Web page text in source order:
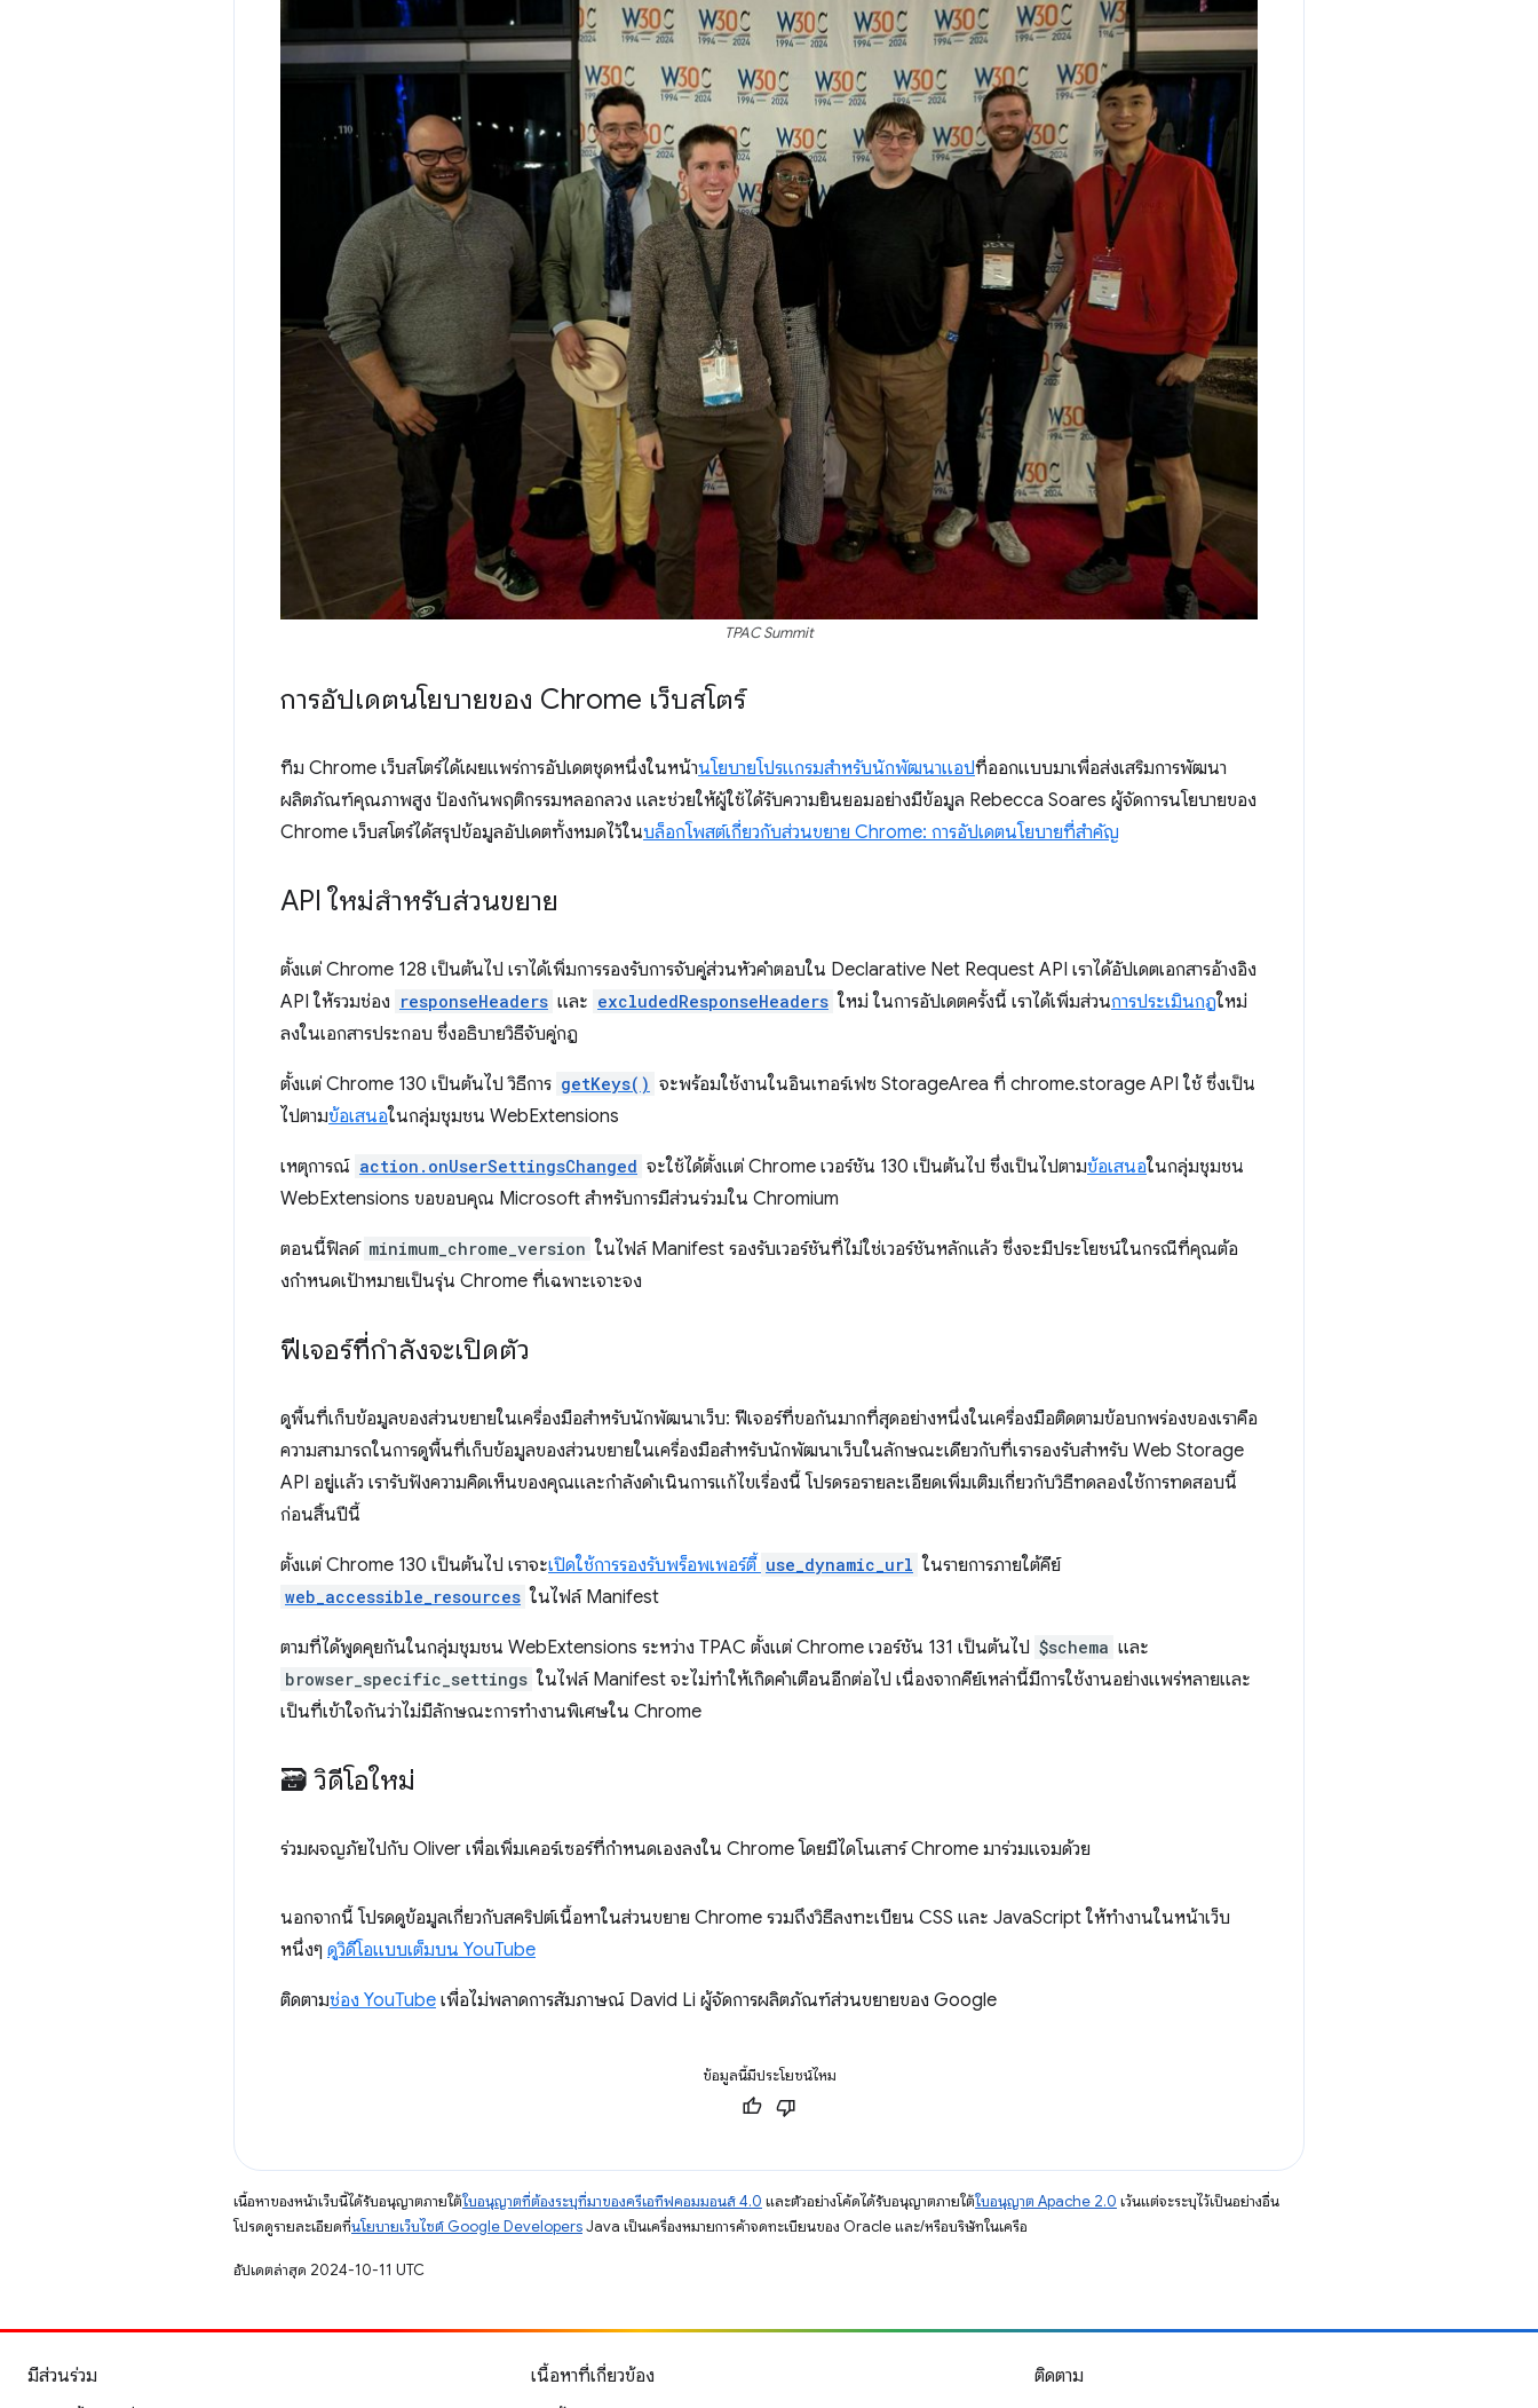
TPAC Summit
การอัปเดตนโยบายของ Chrome เว็บสโตร์
ทีม Chrome เว็บสโตร์ได้เผยแพร่การอัปเดตชุดหนึ่งในหน้านโยบายโปรแกรมสําหรับนักพัฒนาแอปที่ออกแบบมาเพื่อส่งเสริมการพัฒนา
ผลิตภัณฑ์คุณภาพสูง ป้องกันพฤติกรรมหลอกลวง และช่วยให้ผู้ใช้ได้รับความยินยอมอย่างมีข้อมูล Rebecca Soares ผู้จัดการนโยบายของ
Chrome เว็บสโตร์ได้สรุปข้อมูลอัปเดตทั้งหมดไว้ในบล็อกโพสต์เกี่ยวกับส่วนขยาย Chrome: การอัปเดตนโยบายที่สำคัญ
API ใหม่สำหรับส่วนขยาย
ตั้งแต่ Chrome 128 เป็นต้นไป เราได้เพิ่มการรองรับการจับคู่ส่วนหัวคำตอบใน Declarative Net Request API เราได้อัปเดตเอกสารอ้างอิง
API ให้รวมช่อง responseHeaders และ excludedResponseHeaders ใหม่ ในการอัปเดตครั้งนี้ เราได้เพิ่มส่วนการประเมินกฎใหม่
ลงในเอกสารประกอบ ซึ่งอธิบายวิธีจับคู่กฎ
ตั้งแต่ Chrome 130 เป็นต้นไป วิธีการ getKeys() จะพร้อมใช้งานในอินเทอร์เฟซ StorageArea ที่ chrome.storage API ใช้ ซึ่งเป็น
ไปตามข้อเสนอในกลุ่มชุมชน WebExtensions
เหตุการณ์ action.onUserSettingsChanged จะใช้ได้ตั้งแต่ Chrome เวอร์ชัน 130 เป็นต้นไป ซึ่งเป็นไปตามข้อเสนอในกลุ่มชุมชน
WebExtensions ขอขอบคุณ Microsoft สำหรับการมีส่วนร่วมใน Chromium
ตอนนี้ฟิลด์ minimum_chrome_version ในไฟล์ Manifest รองรับเวอร์ชันที่ไม่ใช่เวอร์ชันหลักแล้ว ซึ่งจะมีประโยชน์ในกรณีที่คุณต้อ
งกําหนดเป้าหมายเป็นรุ่น Chrome ที่เฉพาะเจาะจง
ฟีเจอร์ที่กำลังจะเปิดตัว
ดูพื้นที่เก็บข้อมูลของส่วนขยายในเครื่องมือสำหรับนักพัฒนาเว็บ: ฟีเจอร์ที่ขอกันมากที่สุดอย่างหนึ่งในเครื่องมือติดตามข้อบกพร่องของเราคือ
ความสามารถในการดูพื้นที่เก็บข้อมูลของส่วนขยายในเครื่องมือสำหรับนักพัฒนาเว็บในลักษณะเดียวกับที่เรารองรับสำหรับ Web Storage
API อยู่แล้ว เรารับฟังความคิดเห็นของคุณและกำลังดำเนินการแก้ไขเรื่องนี้ โปรดรอรายละเอียดเพิ่มเติมเกี่ยวกับวิธีทดลองใช้การทดสอบนี้
ก่อนสิ้นปีนี้
ตั้งแต่ Chrome 130 เป็นต้นไป เราจะเปิดใช้การรองรับพร็อพเพอร์ตี้ use_dynamic_url ในรายการภายใต้คีย์
web_accessible_resources ในไฟล์ Manifest
ตามที่ได้พูดคุยกันในกลุ่มชุมชน WebExtensions ระหว่าง TPAC ตั้งแต่ Chrome เวอร์ชัน 131 เป็นต้นไป $schema และ
browser_specific_settings ในไฟล์ Manifest จะไม่ทำให้เกิดคำเตือนอีกต่อไป เนื่องจากคีย์เหล่านี้มีการใช้งานอย่างแพร่หลายและ
เป็นที่เข้าใจกันว่าไม่มีลักษณะการทำงานพิเศษใน Chrome
🗃️ วิดีโอใหม่
ร่วมผจญภัยไปกับ Oliver เพื่อเพิ่มเคอร์เซอร์ที่กำหนดเองลงใน Chrome โดยมีไดโนเสาร์ Chrome มาร่วมแจมด้วย
นอกจากนี้ โปรดดูข้อมูลเกี่ยวกับสคริปต์เนื้อหาในส่วนขยาย Chrome รวมถึงวิธีลงทะเบียน CSS และ JavaScript ให้ทำงานในหน้าเว็บ
หนึ่งๆ ดูวิดีโอแบบเต็มบน YouTube
ติดตามช่อง YouTube เพื่อไม่พลาดการสัมภาษณ์ David Li ผู้จัดการผลิตภัณฑ์ส่วนขยายของ Google
ข้อมูลนี้มีประโยชน์ไหม
เนื้อหาของหน้าเว็บนี้ได้รับอนุญาตภายใต้ใบอนุญาตที่ต้องระบุที่มาของครีเอทีฟคอมมอนส์ 4.0 และตัวอย่างโค้ดได้รับอนุญาตภายใต้ใบอนุญาต Apache 2.0 เว้นแต่จะระบุไว้เป็นอย่างอื่น
โปรดดูรายละเอียดที่นโยบายเว็บไซต์ Google DevelopersJava เป็นเครื่องหมายการค้าจดทะเบียนของ Oracle และ/หรือบริษัทในเครือ
อัปเดตล่าสุด 2024-10-11 UTC
มีส่วนร่วม เนื้อหาที่เกี่ยวข้อง ติดตาม